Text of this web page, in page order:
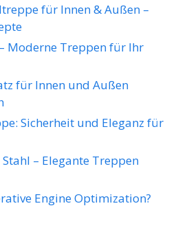
für Innen & Außen –
Moderne Treppen für Ihr
für Innen und Außen
Sicherheit und Eleganz für
– Elegante Treppen
Engine Optimization?